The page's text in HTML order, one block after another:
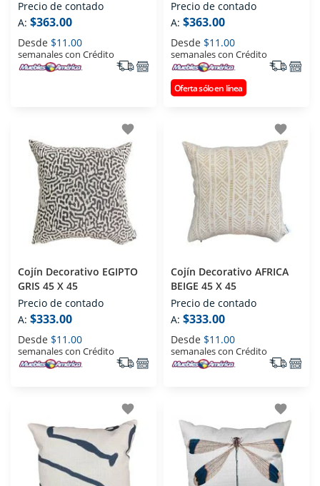
Precio de contado
A: $363.00
Desde $11.00
semanales con Crédito
Precio de contado
A: $363.00
Desde $11.00
semanales con Crédito
Oferta sólo en línea
favorite
Cojín Decorativo EGIPTO
GRIS 45 X 45
Precio de contado
A: $333.00
Desde $11.00
semanales con Crédito
favorite
Cojín Decorativo AFRICA
BEIGE 45 X 45
Precio de contado
A: $333.00
Desde $11.00
semanales con Crédito
favorite favorite